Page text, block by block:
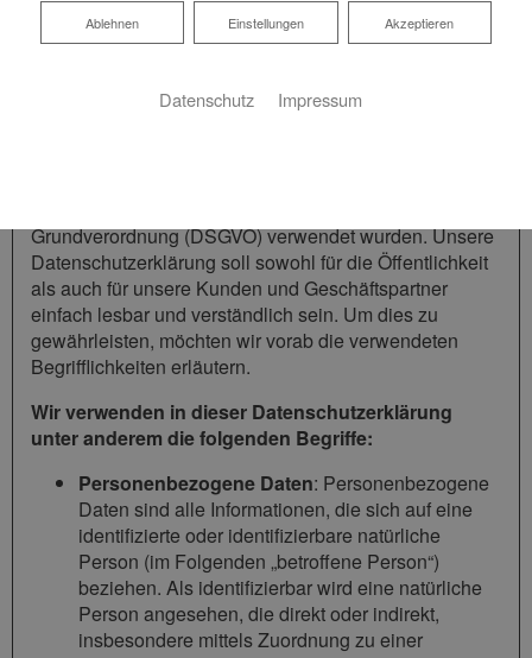
Grundverordnung (DSGVO) verwendet wurden. Unsere
Datenschutzerklärung soll sowohl für die Öffentlichkeit
als auch für unsere Kunden und Geschäftspartner
einfach lesbar und verständlich sein. Um dies zu
gewährleisten, möchten wir vorab die verwendeten
Begrifflichkeiten erläutern.
Wir verwenden in dieser Datenschutzerklärung
unter anderem die folgenden Begriffe:
Personenbezogene Daten: Personenbezogene
Daten sind alle Informationen, die sich auf eine
identifizierte oder identifizierbare natürliche
Person (im Folgenden „betroffene Person“)
beziehen. Als identifizierbar wird eine natürliche
Person angesehen, die direkt oder indirekt,
insbesondere mittels Zuordnung zu einer
Akzeptieren
Einstellungen
Ablehnen
Ablehnen
Datenschutz Impressum